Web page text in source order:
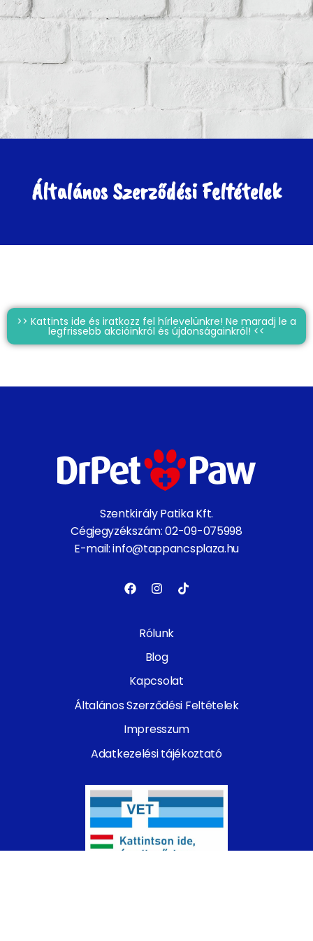
Általános Szerződési Feltételek
>> Kattints ide és iratkozz fel hírlevelünkre! Ne maradj le a
legfrissebb akcióinkról és újdonságainkról! <<
Szentkirály Patika Kft.
Cégjegyzékszám: 02-09-075998
E-mail: info@tappancsplaza.hu
Rólunk
Blog
Kapcsolat
Általános Szerződési Feltételek
Impresszum
Adatkezelési tájékoztató